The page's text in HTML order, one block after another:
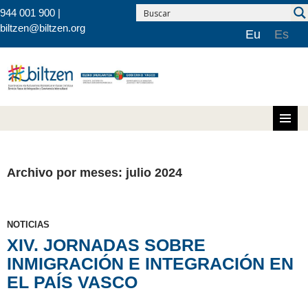
944 001 900 |
biltzen@biltzen.org
Eu Es
Saltar al contenido
Archivo por meses: julio 2024
NOTICIAS
XIV. JORNADAS SOBRE
INMIGRACIÓN E INTEGRACIÓN EN
EL PAÍS VASCO